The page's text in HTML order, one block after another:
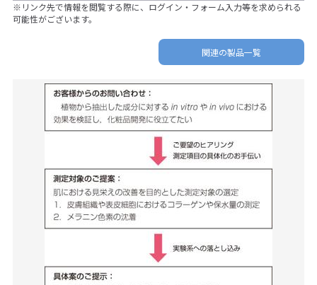
※リンク先で情報を閲覧する際に、ログイン・フォーム入力等を求められる
可能性がございます。
関連の製品一覧